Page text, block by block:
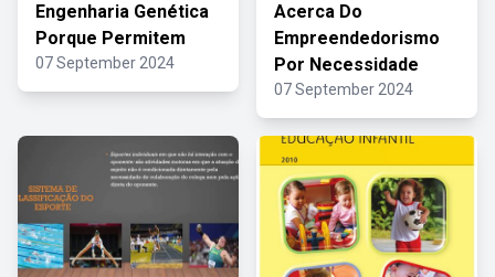
Engenharia Genética
Porque Permitem
07 September 2024
Acerca Do
Empreendedorismo
Por Necessidade
07 September 2024